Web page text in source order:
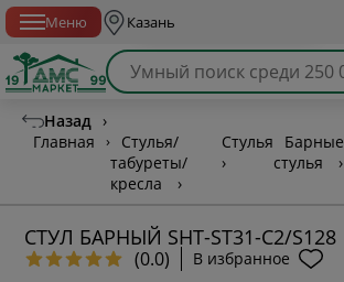
Меню Казань
Назад ›
Главная
›
Стулья/
табуреты/
кресла
›
Стулья
›
Барные
стулья
›
СТУЛ БАРНЫЙ SHT-ST31-С2/S128
(0.0) В избранное